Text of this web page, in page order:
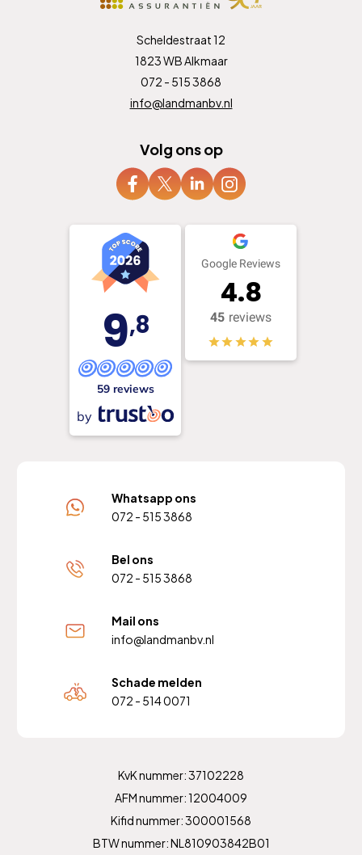
Scheldestraat 12
1823 WB Alkmaar
072 - 515 3868
info@landmanbv.nl
Volg ons op
9,8
59 reviews
by
Google Reviews
4.8
45 reviews
Whatsapp ons
072 - 515 3868
Bel ons
072 - 515 3868
Mail ons
info@landmanbv.nl
Schade melden
072 - 514 0071
KvK nummer: 37102228
AFM nummer: 12004009
Kifid nummer: 300001568
BTW nummer: NL810903842B01